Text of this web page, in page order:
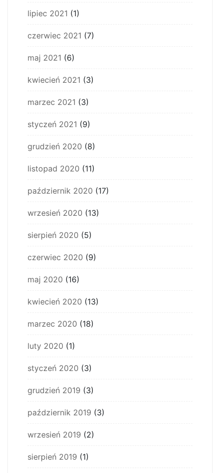
lipiec 2021 (1)
czerwiec 2021 (7)
maj 2021 (6)
kwiecień 2021 (3)
marzec 2021 (3)
styczeń 2021 (9)
grudzień 2020 (8)
listopad 2020 (11)
październik 2020 (17)
wrzesień 2020 (13)
sierpień 2020 (5)
czerwiec 2020 (9)
maj 2020 (16)
kwiecień 2020 (13)
marzec 2020 (18)
luty 2020 (1)
styczeń 2020 (3)
grudzień 2019 (3)
październik 2019 (3)
wrzesień 2019 (2)
sierpień 2019 (1)